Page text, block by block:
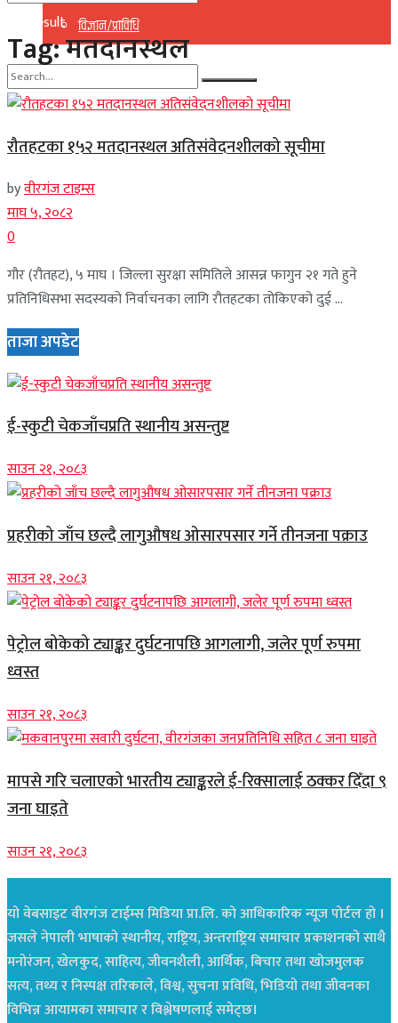
विज्ञान/प्राविधि
No Result
View All Result
No Result
View All Result
Tag:मतदानस्थल
रौतहटका १५२ मतदानस्थल अतिसंवेदनशीलको सूचीमा
byवीरगंज टाइम्स
माघ ५, २०८२
0
गौर (रौतहट), ५ माघ । जिल्ला सुरक्षा समितिले आसन्न फागुन २१ गते हुने
प्रतिनिधिसभा सदस्यको निर्वाचनका लागि रौतहटका तोकिएको दुई ...
ताजा अपडेट
ई-स्कुटी चेकजाँचप्रति स्थानीय असन्तुष्ट
साउन २१, २०८३
प्रहरीको जाँच छल्दै लागुऔषध ओसारपसार गर्ने तीनजना पक्राउ
साउन २१, २०८३
पेट्रोल बोकेको ट्याङ्कर दुर्घटनापछि आगलागी, जलेर पूर्ण रुपमा
ध्वस्त
साउन २१, २०८३
मापसे गरि चलाएको भारतीय ट्याङ्करले ई-रिक्सालाई ठक्कर दिँदा ९
जना घाइते
साउन २१, २०८३
यो वेबसाइट वीरगंज टाईम्स मिडिया प्रा.लि. को आधिकारिक न्यूज पोर्टल हो ।
जसले नेपाली भाषाको स्थानीय, राष्ट्रिय, अन्तराष्ट्रिय समाचार प्रकाशनको साथै
मनोरंजन, खेलकुद, साहित्य, जीवनशैली, आर्थिक, बिचार तथा खोजमुलक
सत्य, तथ्य र निस्पक्ष तरिकाले, विश्व, सुचना प्रविधि, भिडियो तथा जीवनका
विभिन्न आयामका समाचार र विश्लेषणलाई समेट्छ।